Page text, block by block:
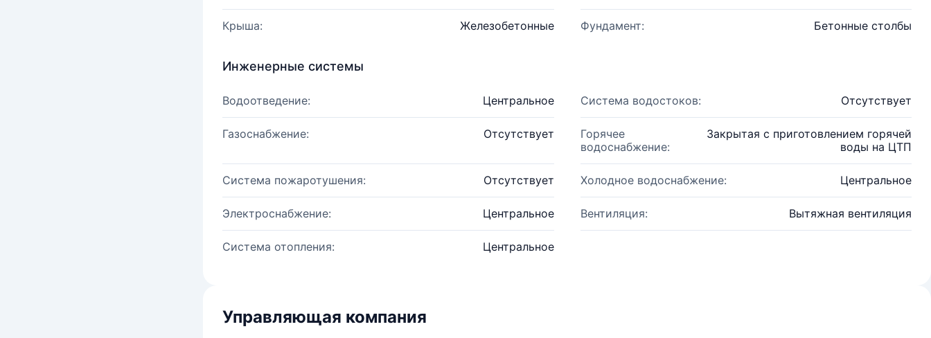
Крыша: Железобетонные Фундамент: Бетонные столбы
Инженерные системы
Водоотведение: Центральное Система водостоков: Отсутствует
Газоснабжение: Отсутствует
Горячее
водоснабжение:
Закрытая с приготовлением горячей
воды на ЦТП
Система пожаротушения: Отсутствует Холодное водоснабжение: Центральное
Электроснабжение: Центральное Вентиляция: Вытяжная вентиляция
Система отопления: Центральное
Управляющая компания